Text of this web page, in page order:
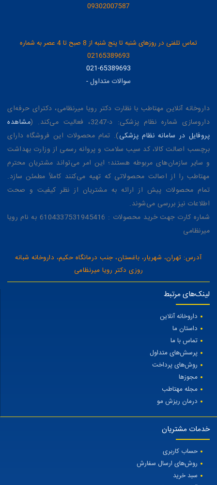
09302007587
تماس تلفنی در روزهای شنبه تا پنج شنبه از 8 صبح تا 4 عصر به شماره
02165389693
021-65389693
سوالات متداول-
داروخانه آنلاین مهتاطب با نظارت دکتر رویا میرنظامی، دکترای حرفه‌ای
داروسازی شماره نظام پزشکی: د-3247، فعالیت می‌کند. (
مشاهده
پروفایل در سامانه نظام پزشکی). تمام محصولات این فروشگاه دارای
برچسب اصالت کالا، کد سیب سلامت و پروانه رسمی از وزارت بهداشت
و سایر سازمان‌های مربوطه هستند؛ این امر می‌تواند مشتریان محترم
مهتاطب را از اصالت محصولاتی که تهیه می‌کنند کاملاً مطمئن سازد.
تمام محصولات پیش از ارائه به مشتریان از نظر کیفیت و صحت
اطلاعات نیز بررسی می‌شوند.
شماره کارت جهت خرید محصولات : 6104337531945416 به نام رویا
میرنظامی
آدرس: تهران، شهریار، باغستان، جنب درمانگاه حکیم، داروخانه شبانه
روزی دکتر رویا میرنظامی
لینک‌های مرتبط
داروخانه آنلاین
داستان ما
تماس با ما
پرسش‌های متداول
روش‌های پرداخت
مجوزها
مجله مهتاطب
درمان ریزش مو
خدمات مشتریان
حساب کاربری
روش‌های ارسال سفارش
سبد خرید